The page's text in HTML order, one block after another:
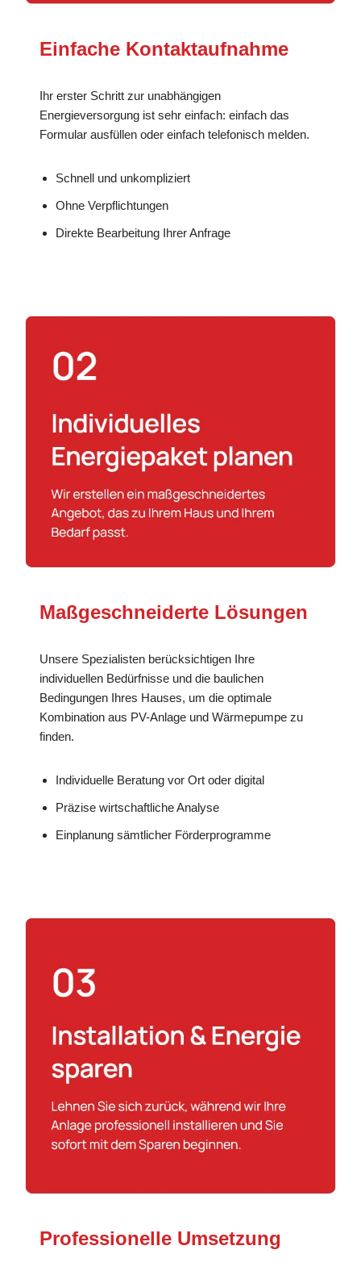
Einfache Kontaktaufnahme
Ihr erster Schritt zur unabhängigen
Energieversorgung ist sehr einfach: einfach das
Formular ausfüllen oder einfach telefonisch melden.
Schnell und unkompliziert
Ohne Verpflichtungen
Direkte Bearbeitung Ihrer Anfrage
Maßgeschneiderte Lösungen
Unsere Spezialisten berücksichtigen Ihre
individuellen Bedürfnisse und die baulichen
Bedingungen Ihres Hauses, um die optimale
Kombination aus PV-Anlage und Wärmepumpe zu
finden.
Individuelle Beratung vor Ort oder digital
Präzise wirtschaftliche Analyse
Einplanung sämtlicher Förderprogramme
Professionelle Umsetzung